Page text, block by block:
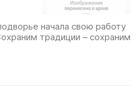
начала свою работу
традиции – сохраним